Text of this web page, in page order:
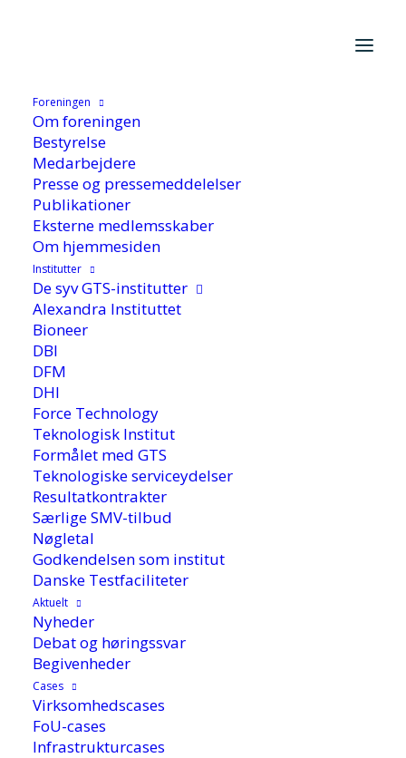
Foreningen
Om foreningen
Bestyrelse
Medarbejdere
Presse og pressemeddelelser
Publikationer
Eksterne medlemsskaber
Om hjemmesiden
Institutter
De syv GTS-institutter
Alexandra Instituttet
Bioneer
DBI
DFM
DHI
Force Technology
Teknologisk Institut
Formålet med GTS
Teknologiske serviceydelser
Resultatkontrakter
Særlige SMV-tilbud
Nøgletal
Godkendelsen som institut
Danske Testfaciliteter
Aktuelt
Nyheder
Debat og høringssvar
Begivenheder
Cases
Virksomhedscases
FoU-cases
Infrastrukturcases
Ultraforarbejdede
fødevarer: Eksperter
efterlyser fokus på
ernæring frem for
proces
7. november 2025
Debatten om ultraforarbejdede fødevarer fylder